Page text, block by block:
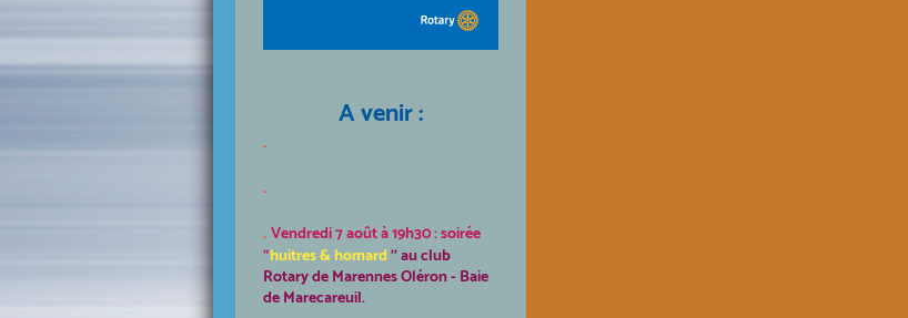
A venir :
.
.
.Vendredi 7 août à 19h30 : soirée
"huitres & homard'' au club
Rotary de Marennes Oléron - Baie
de Marecareuil.